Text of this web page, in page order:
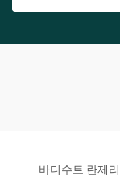
바디수트 란제리